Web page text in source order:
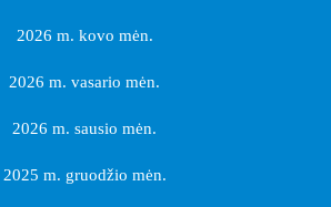
2026 m. kovo mėn.
2026 m. vasario mėn.
2026 m. sausio mėn.
2025 m. gruodžio mėn.